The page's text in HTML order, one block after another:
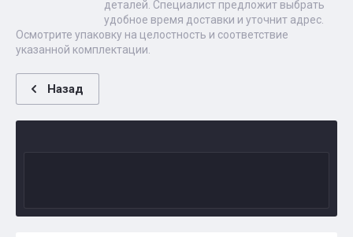
деталей. Специалист предложит выбрать
удобное время доставки и уточнит адрес.
Осмотрите упаковку на целостность и соответствие
указанной комплектации.
Назад